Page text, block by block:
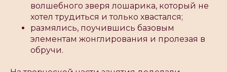
волшебного зверя лошарика, который не
хотел трудиться и только хвастался;
размялись, поучившись базовым
элементам жонглирования и пролезая в
обручи.